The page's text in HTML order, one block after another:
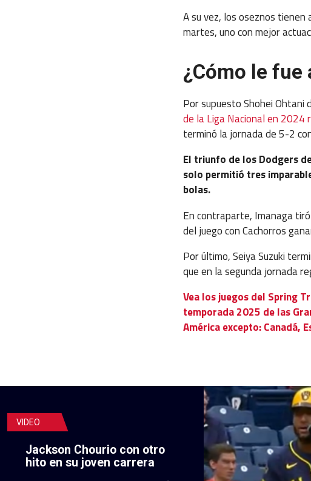
A su vez, los oseznos tienen
martes, uno con mejor
¿Cómo le fue
Por supuesto Shohei
de la Liga Nacional en 2024
terminó la jornada de 5-2
El triunfo de los Dodgers
solo permitió tres
bolas.
En contraparte, Imanaga
del juego con Cachorros
Por último, Seiya Suzuki
que en la segunda jornada
Vea los juegos del Spring
temporada 2025 de las
América excepto: Canadá,
VIDEO
Jackson Chourio con otro
hito en su joven carrera